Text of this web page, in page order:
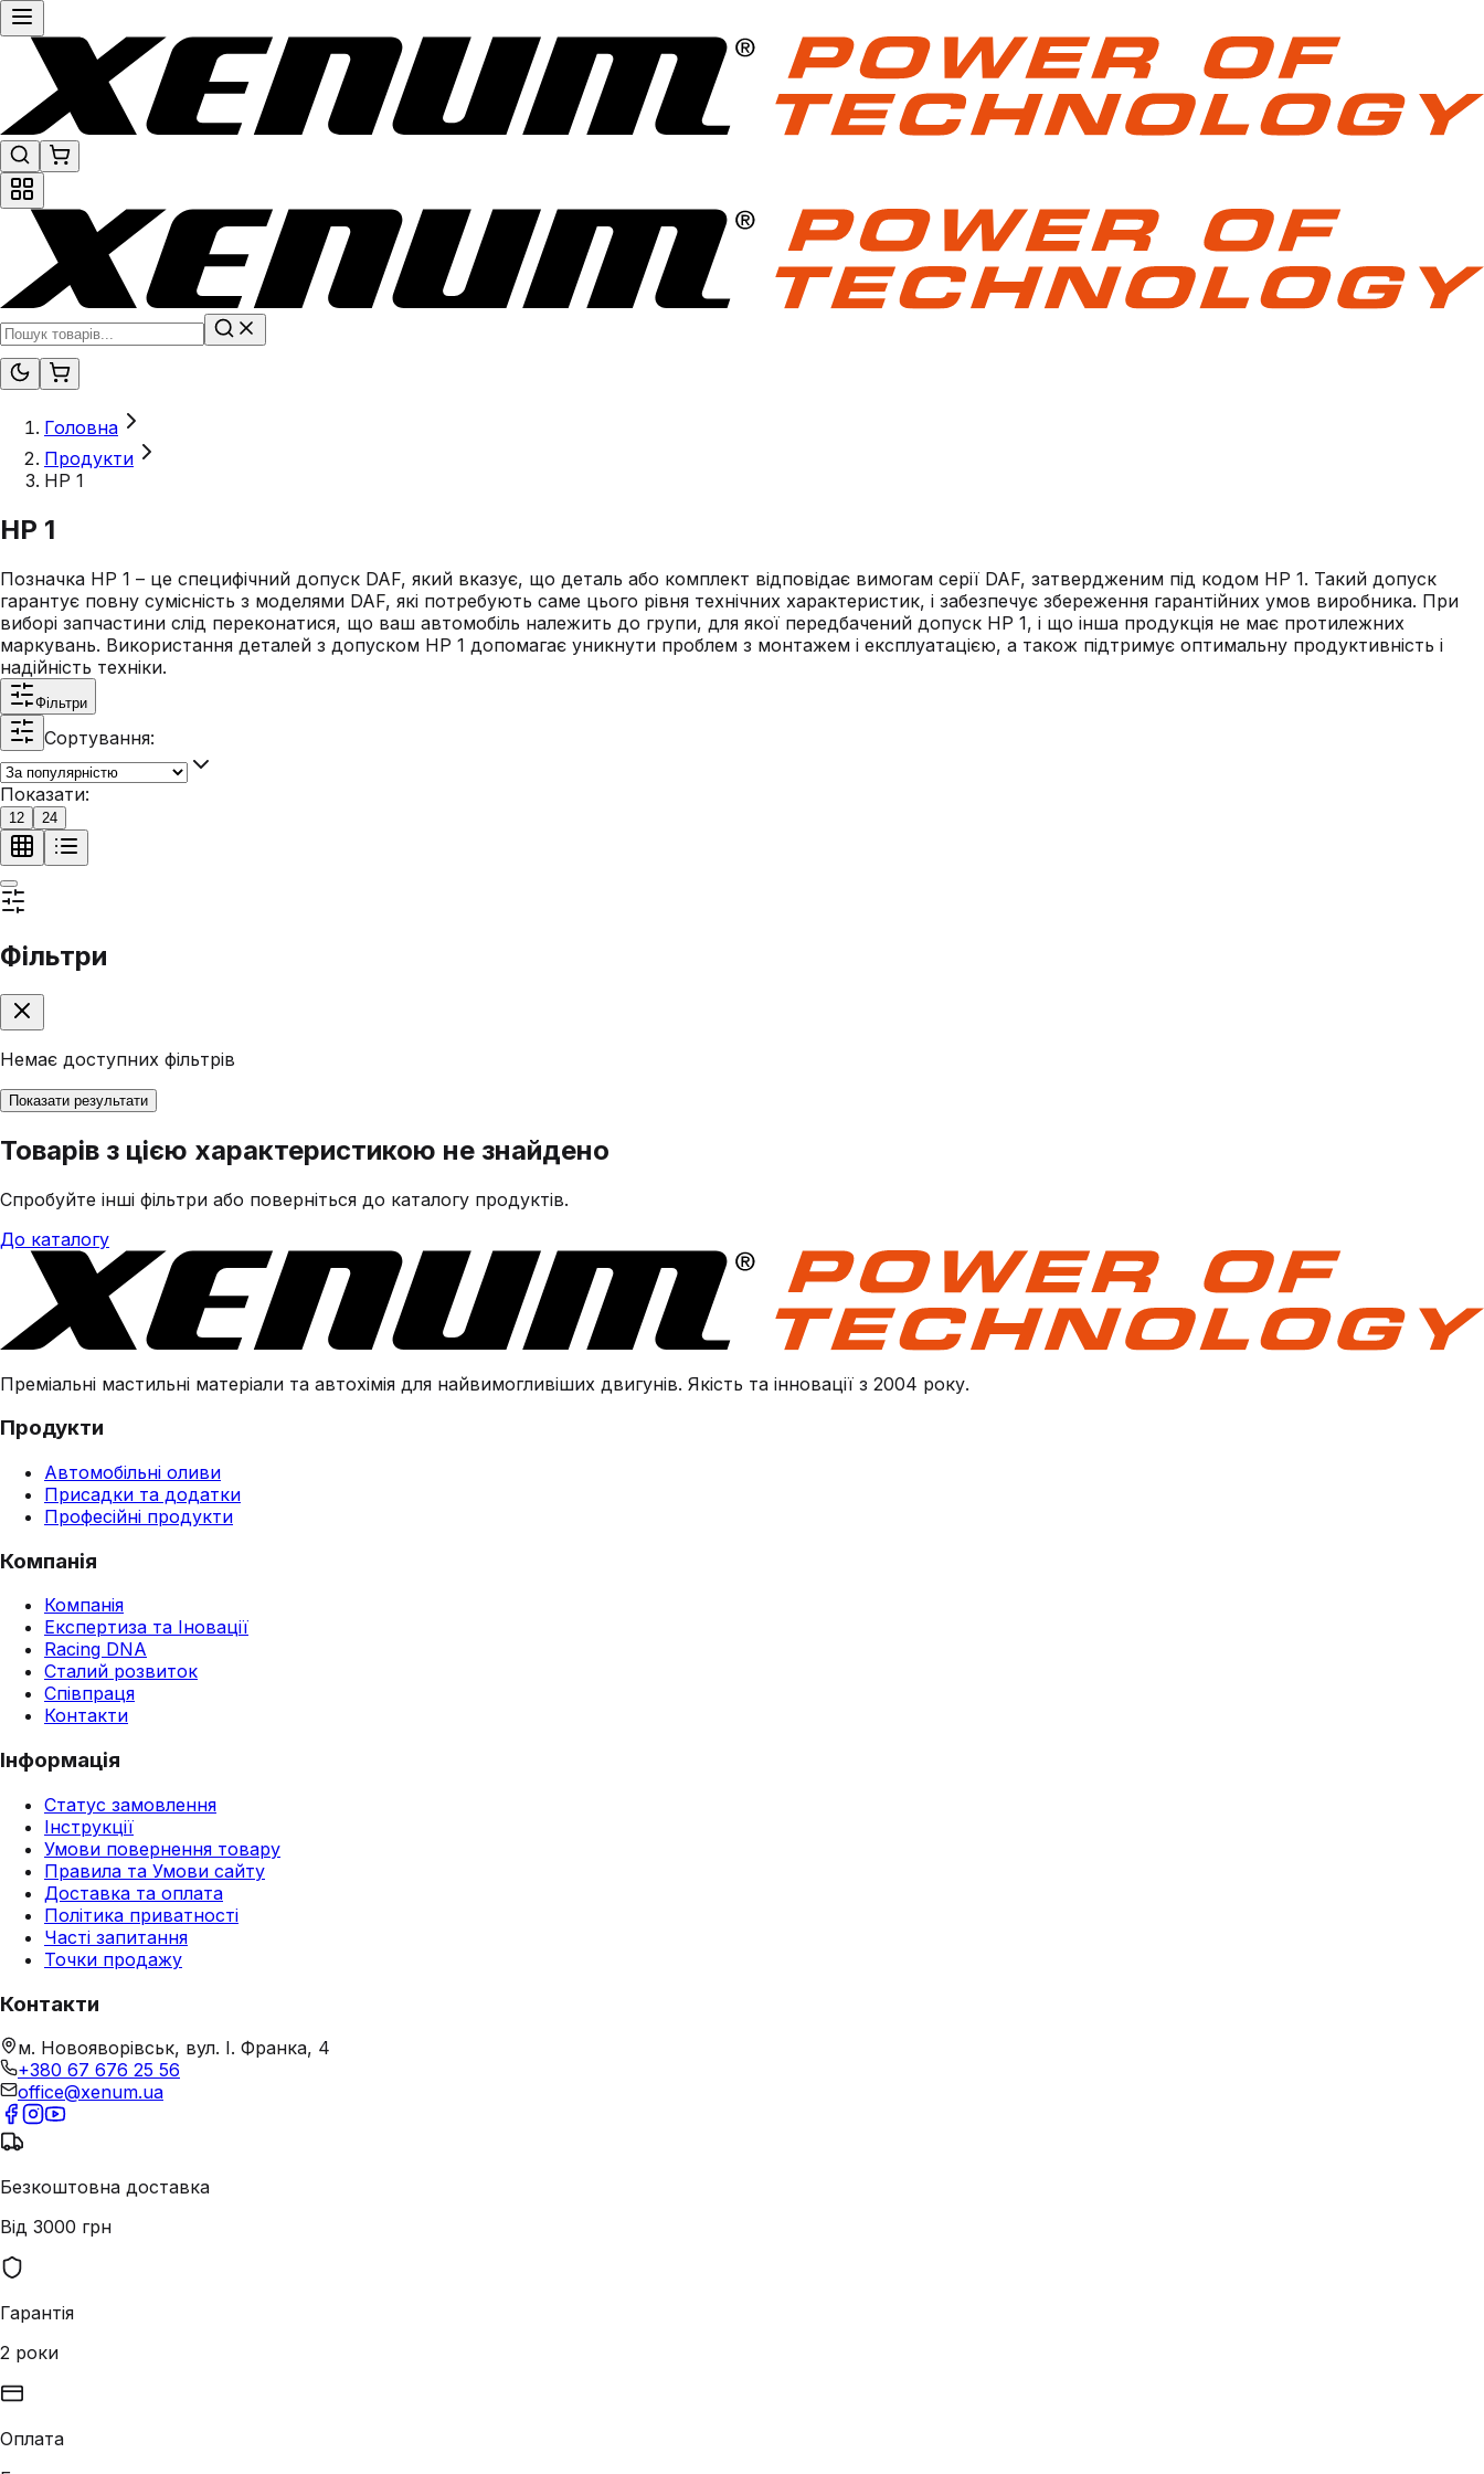
Головна
Продукти
HP 1
HP 1
Позначка HP 1 – це специфічний допуск DAF, який вказує, що деталь або комплект відповідає вимогам серії DAF, затвердженим під кодом HP 1. Такий допуск
гарантує повну сумісність з моделями DAF, які потребують саме цього рівня технічних характеристик, і забезпечує збереження гарантійних умов виробника. При
виборі запчастини слід переконатися, що ваш автомобіль належить до групи, для якої передбачений допуск HP 1, і що інша продукція не має протилежних
маркувань. Використання деталей з допуском HP 1 допомагає уникнути проблем з монтажем і експлуатацією, а також підтримує оптимальну продуктивність і
надійність техніки.
Фільтри
Сортування:
Показати:
12 24
Фільтри
Немає доступних фільтрів
Показати результати
Товарів з цією характеристикою не знайдено
Спробуйте інші фільтри або поверніться до каталогу продуктів.
До каталогу
Преміальні мастильні матеріали та автохімія для найвимогливіших двигунів. Якість та інновації з 2004 року.
Продукти
Автомобільні оливи
Присадки та додатки
Професійні продукти
Компанія
Компанія
Експертиза та Іновації
Racing DNA
Сталий розвиток
Співпраця
Контакти
Інформація
Статус замовлення
Інструкції
Умови повернення товару
Правила та Умови сайту
Доставка та оплата
Політика приватності
Часті запитання
Точки продажу
Контакти
м. Новояворівськ, вул. І. Франка, 4
+380 67 676 25 56
office@xenum.ua
Безкоштовна доставка
Від 3000 грн
Гарантія
2 роки
Оплата